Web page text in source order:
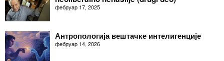
фебруар 17, 2025
Антропологија вештачке интелигенције
фебруар 14, 2026